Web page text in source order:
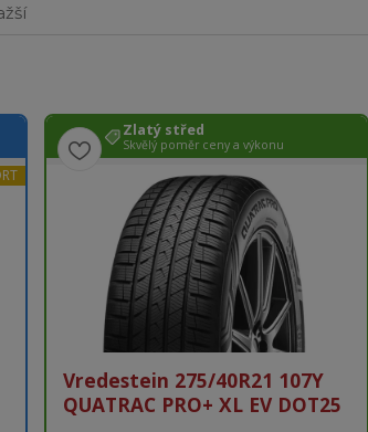
Zlatý střed
Skvělý poměr ceny a výkonu
Vredestein 275/40R21 107Y
QUATRAC PRO+ XL EV DOT25